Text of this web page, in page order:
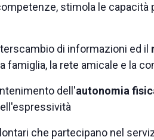
stimola le capacità
di informazioni ed il
famiglia, la rete amicale e la
dell'autonomia
che partecipano nel